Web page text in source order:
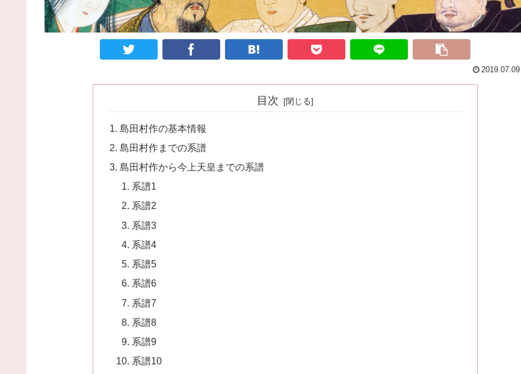
2019.07.09
目次
島田村作の基本情報
島田村作までの系譜
島田村作から今上天皇までの系譜
系譜1
系譜2
系譜3
系譜4
系譜5
系譜6
系譜7
系譜8
系譜9
系譜10